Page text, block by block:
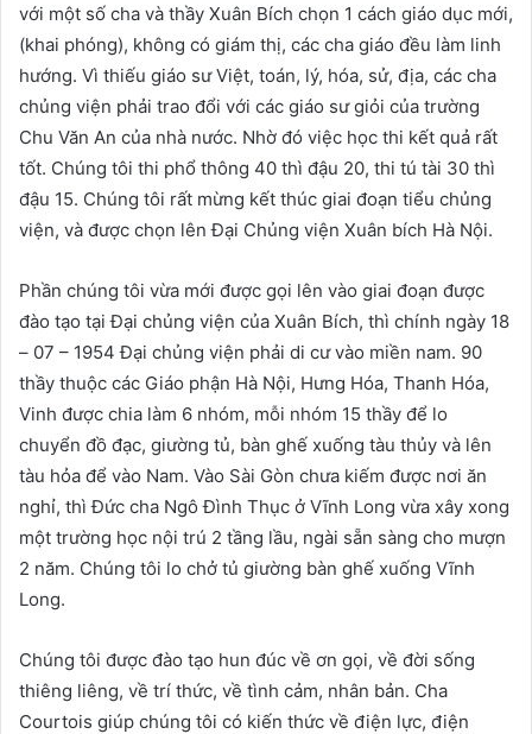
với một số cha và thầy Xuân Bích chọn 1 cách giáo dục mới,
(khai phóng), không có giám thị, các cha giáo đều làm linh
hướng. Vì thiếu giáo sư Việt, toán, lý, hóa, sử, địa, các cha
chủng viện phải trao đổi với các giáo sư giỏi của trường
Chu Văn An của nhà nước. Nhờ đó việc học thi kết quả rất
tốt. Chúng tôi thi phổ thông 40 thì đậu 20, thi tú tài 30 thì
đậu 15. Chúng tôi rất mừng kết thúc giai đoạn tiểu chủng
viện, và được chọn lên Đại Chủng viện Xuân bích Hà Nội.
Phần chúng tôi vừa mới được gọi lên vào giai đoạn được
đào tạo tại Đại chủng viện của Xuân Bích, thì chính ngày 18
– 07 – 1954 Đại chủng viện phải di cư vào miền nam. 90
thầy thuộc các Giáo phận Hà Nội, Hưng Hóa, Thanh Hóa,
Vinh được chia làm 6 nhóm, mỗi nhóm 15 thầy để lo
chuyển đồ đạc, giường tủ, bàn ghế xuống tàu thủy và lên
tàu hỏa để vào Nam. Vào Sài Gòn chưa kiếm được nơi ăn
nghỉ, thì Đức cha Ngô Đình Thục ở Vĩnh Long vừa xây xong
một trường học nội trú 2 tầng lầu, ngài sẵn sàng cho mượn
2 năm. Chúng tôi lo chở tủ giường bàn ghế xuống Vĩnh
Long.
Chúng tôi được đào tạo hun đúc về ơn gọi, về đời sống
thiêng liêng, về trí thức, về tình cảm, nhân bản. Cha
Courtois giúp chúng tôi có kiến thức về điện lực, điện